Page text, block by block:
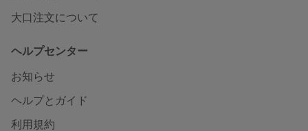
大口注文について
ヘルプセンター
お知らせ
ヘルプとガイド
利用規約